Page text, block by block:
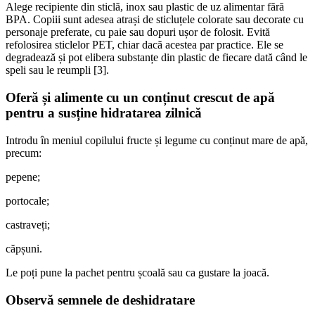
Alege recipiente din sticlă, inox sau plastic de uz alimentar fără
BPA. Copiii sunt adesea atrași de sticluțele colorate sau decorate cu
personaje preferate, cu paie sau dopuri ușor de folosit. Evită
refolosirea sticlelor PET, chiar dacă acestea par practice. Ele se
degradează și pot elibera substanțe din plastic de fiecare dată când le
speli sau le reumpli [3].
Oferă și alimente cu un conținut crescut de apă
pentru a susține hidratarea zilnică
Introdu în meniul copilului fructe și legume cu conținut mare de apă,
precum:
pepene;
portocale;
castraveți;
căpșuni.
Le poți pune la pachet pentru școală sau ca gustare la joacă.
Observă semnele de deshidratare